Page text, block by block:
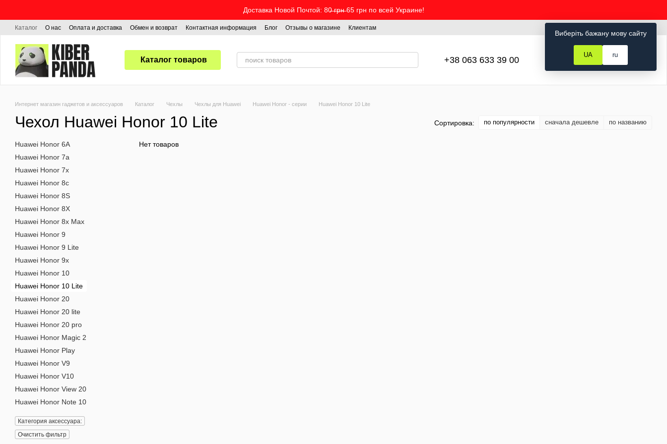
Доставка Новой Почтой: 80̶ ̶г̶р̶н̶ 65 грн по всей Украине!
Каталог О нас Оплата и доставка Обмен и возврат Контактная информация Блог Отзывы о магазине Клиентам
Каталог товаров +38 063 633 39 00 Мой заказ
Интернет магазин гаджетов и аксессуаров Каталог Чехлы Чехлы для Huawei Huawei Honor - серии Huawei Honor 10 Lite
Чехол Huawei Honor 10 Lite Сортировка: по популярности сначала дешевле по названию
Нет товаров
Huawei Honor 6A
Huawei Honor 7a
Huawei Honor 7x
Huawei Honor 8c
Huawei Honor 8S
Huawei Honor 8X
Huawei Honor 8x Max
Huawei Honor 9
Huawei Honor 9 Lite
Huawei Honor 9x
Huawei Honor 10
Huawei Honor 10 Lite
Huawei Honor 20
Huawei Honor 20 lite
Huawei Honor 20 pro
Huawei Honor Magic 2
Huawei Honor Play
Huawei Honor V9
Huawei Honor V10
Huawei Honor View 20
Huawei Honor Note 10
Категория аксессуара:
Очистить фильтр
Виберіть бажану мову сайту
UA ru